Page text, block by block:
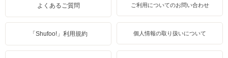
よくあるご質問 ご利用についてのお問い合わせ
「Shufoo!」利用規約 個人情報の取り扱いについて